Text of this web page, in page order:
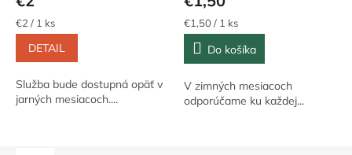
Jednotková
cena:
€2 / 1 ks
DETAIL
Služba bude dostupná opäť v
jarných mesiacoch....
Jednotková
cena:
€1,50 / 1 ks
Do košíka
V zimných mesiacoch
odporúčame ku každej...